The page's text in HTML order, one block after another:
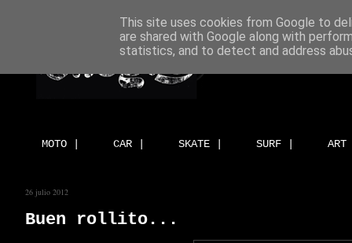
MOTO | CAR | SKATE | SURF |
26 julio 2012
Buen rollito...
This site uses cookies from Google to
are shared with Google along with
statistics, and to detect and address